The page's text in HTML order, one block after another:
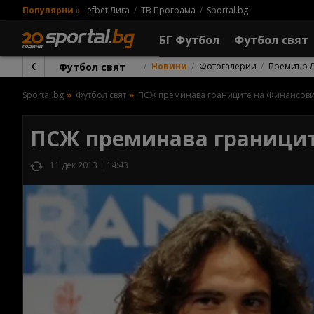
Популярни » efbet Лига ТВ Програма Sportal.bg
БГ Футбол Футбол свят
Футбол свят Новини Фотогалерии Премиър
Sportal.bg Футбол свят ПСЖ преминава границите на
ПСЖ преминава
11 дек 2013 | 14:43